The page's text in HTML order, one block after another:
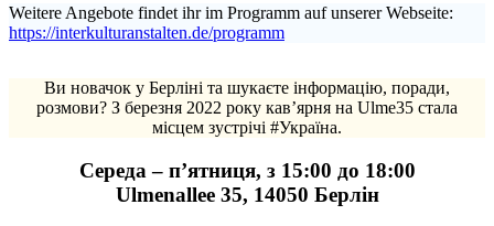
Weitere Angebote findet ihr im Programm auf unserer Webseite:
https://interkulturanstalten.de/programm
Ви новачок у Берліні та шукаєте інформацію, поради,
розмови? З березня 2022 року кав’ярня на Ulme35 стала
місцем зустрічі #Україна.
Середа – п’ятниця, з 15:00 до 18:00
Ulmenallee 35, 14050 Берлін